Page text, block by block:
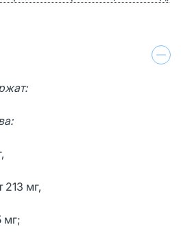
213 мг,
мг;